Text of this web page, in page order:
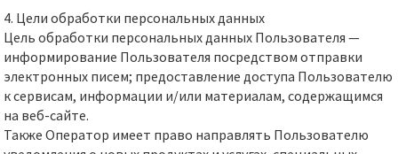
4. Цели обработки персональных данных
Цель обработки персональных данных Пользователя —
информирование Пользователя посредством отправки
электронных писем; предоставление доступа Пользователю
к сервисам, информации и/или материалам, содержащимся
на веб-сайте.
Также Оператор имеет право направлять Пользователю